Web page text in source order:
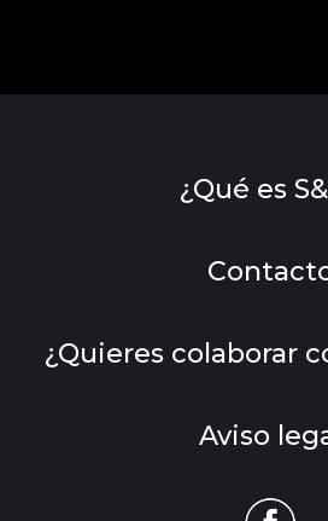
¿Qué es
¿Quieres colaborar
Aviso